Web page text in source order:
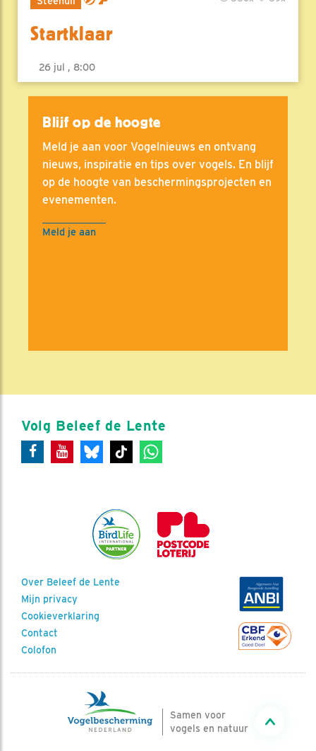
Startklaar
26 jul , 8:00
Blijf op de hoogte
Meld je aan voor Vogelnieuws en ontvang
nieuws, inspiratie en tips over vogels. En blijf
op de hoogte van beschermingsprojecten en
evenementen.
Meld je aan
Volg Beleef de Lente
Over Beleef de Lente
Mijn privacy
Cookieverklaring
Contact
Colofon
Samen voor
vogels en natuur